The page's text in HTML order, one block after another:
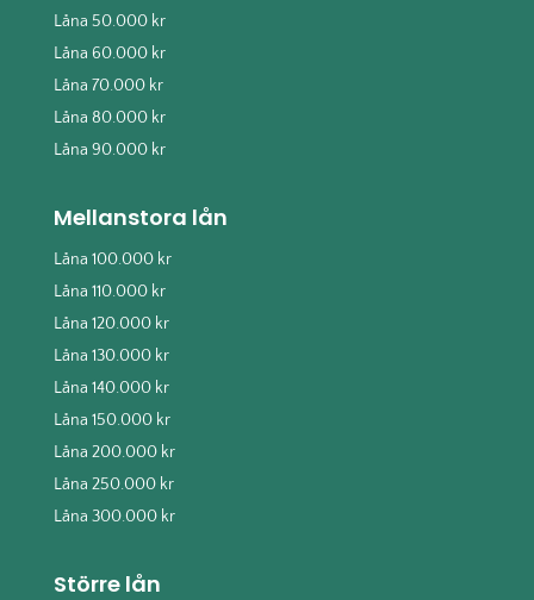
Låna 50.000 kr
Låna 60.000 kr
Låna 70.000 kr
Låna 80.000 kr
Låna 90.000 kr
Mellanstora lån
Låna 100.000 kr
Låna 110.000 kr
Låna 120.000 kr
Låna 130.000 kr
Låna 140.000 kr
Låna 150.000 kr
Låna 200.000 kr
Låna 250.000 kr
Låna 300.000 kr
Större lån